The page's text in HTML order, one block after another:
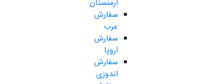
ارمنستان
سفارش
عرب
سفارش
اروپا
سفارش
اندوزی